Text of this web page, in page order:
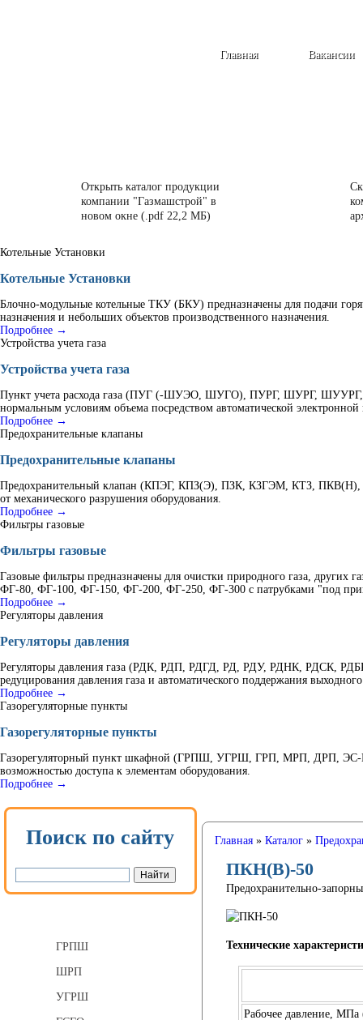
Вакансии
Главная
Открыть каталог продукции
компании "Газмашстрой" в
новом окне (.pdf 22,2 МБ)
Котельные Установки
Котельные Установки
Блочно-модульные котельные ТКУ (БКУ) предназначены для подачи
назначения и небольших объектов производственного назначения.
Подробнее →
Устройства учета газа
Устройства учета газа
Пункт учета расхода газа (ПУГ (-ШУЭО, ШУГО), ПУРГ, ШУРГ, ШУУРГ,
нормальным условиям объема посредством автоматической электронной
Подробнее →
Предохранительные клапаны
Предохранительные клапаны
Предохранительный клапан (КПЭГ, КПЗ(Э), ПЗК, КЗГЭМ, КТЗ, ПКВ(Н),
от механического разрушения оборудования.
Подробнее →
Фильтры газовые
Фильтры газовые
Газовые фильтры предназначены для очистки природного газа, других
ФГ-80, ФГ-100, ФГ-150, ФГ-200, ФГ-250, ФГ-300 с патрубками "под
Подробнее →
Регуляторы давления
Регуляторы давления
Регуляторы давления газа (РДК, РДП, РДГД, РД, РДУ, РДНК, РДСК,
редуцирования давления газа и автоматического поддержания
Подробнее →
Газорегуляторные пункты
Газорегуляторные пункты
Газорегуляторный пункт шкафной (ГРПШ, УГРШ, ГРП, МРП, ДРП, ЭС-
возможностью доступа к элементам оборудования.
Подробнее →
Поиск по сайту
ГРПШ
ШРП
УГРШ
Главная» Каталог»
ПКН(В)-50
Предохранительно-
Технические
Рабочее давление, МПа